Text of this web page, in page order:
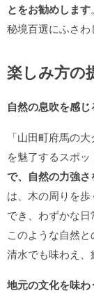
とをお勧めします
秘境百選にふさわ
楽しみ方の
自然の息吹を感
「山田町府馬の
を魅了するスポ
で、自然の力強
は、木の周りを
でき、わずかな日
このような自然
清水でも味わえ、
地元の文化を味わ